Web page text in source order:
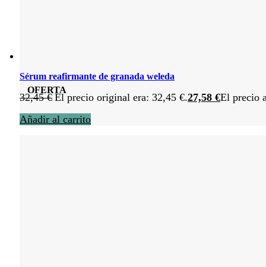
OFERTA
Sérum reafirmante de granada weleda
32,45€ El precio original era: 32,45 €.27,58 €El precio
Añadir al carrito